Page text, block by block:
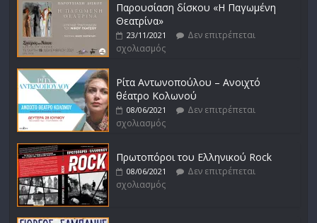
Παρουσίαση δίσκου «Η Παγωμένη
Θεατρίνα»
23/11/2021
Δεν επιτρέπεται
σχολιασμός
Ρίτα Αντωνοπούλου – Ανοιχτό
θέατρο Κολωνού
08/06/2021
Δεν επιτρέπεται
σχολιασμός
Πρωτοπόροι του Ελληνικού Rock
08/06/2021
Δεν επιτρέπεται
σχολιασμός